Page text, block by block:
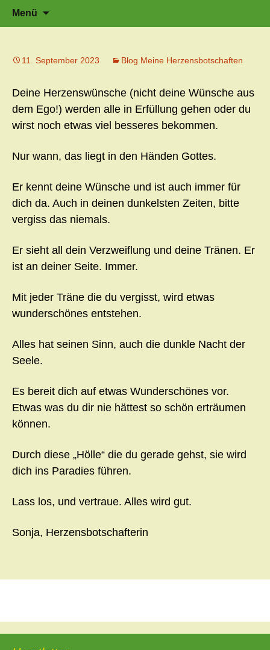
ZumHerzflüstern – Sonja Schwarzmaier –
Herzfluestern.de
Zeit für neue Wege
Menü
nach:
11. September 2023 Blog Meine Herzensbotschaften
Deine Herzenswünsche (nicht deine Wünsche aus
dem Ego!) werden alle in Erfüllung gehen oder du
wirst noch etwas viel besseres bekommen.
Nur wann, das liegt in den Händen Gottes.
Er kennt deine Wünsche und ist auch immer für
dich da. Auch in deinen dunkelsten Zeiten, bitte
vergiss das niemals.
Er sieht all dein Verzweiflung und deine Tränen. Er
ist an deiner Seite. Immer.
Mit jeder Träne die du vergisst, wird etwas
wunderschönes entstehen.
Alles hat seinen Sinn, auch die dunkle Nacht der
Seele.
Es bereit dich auf etwas Wunderschönes vor.
Etwas was du dir nie hättest so schön erträumen
können.
Durch diese „Hölle“ die du gerade gehst, sie wird
dich ins Paradies führen.
Lass los, und vertraue. Alles wird gut.
Sonja, Herzensbotschafterin